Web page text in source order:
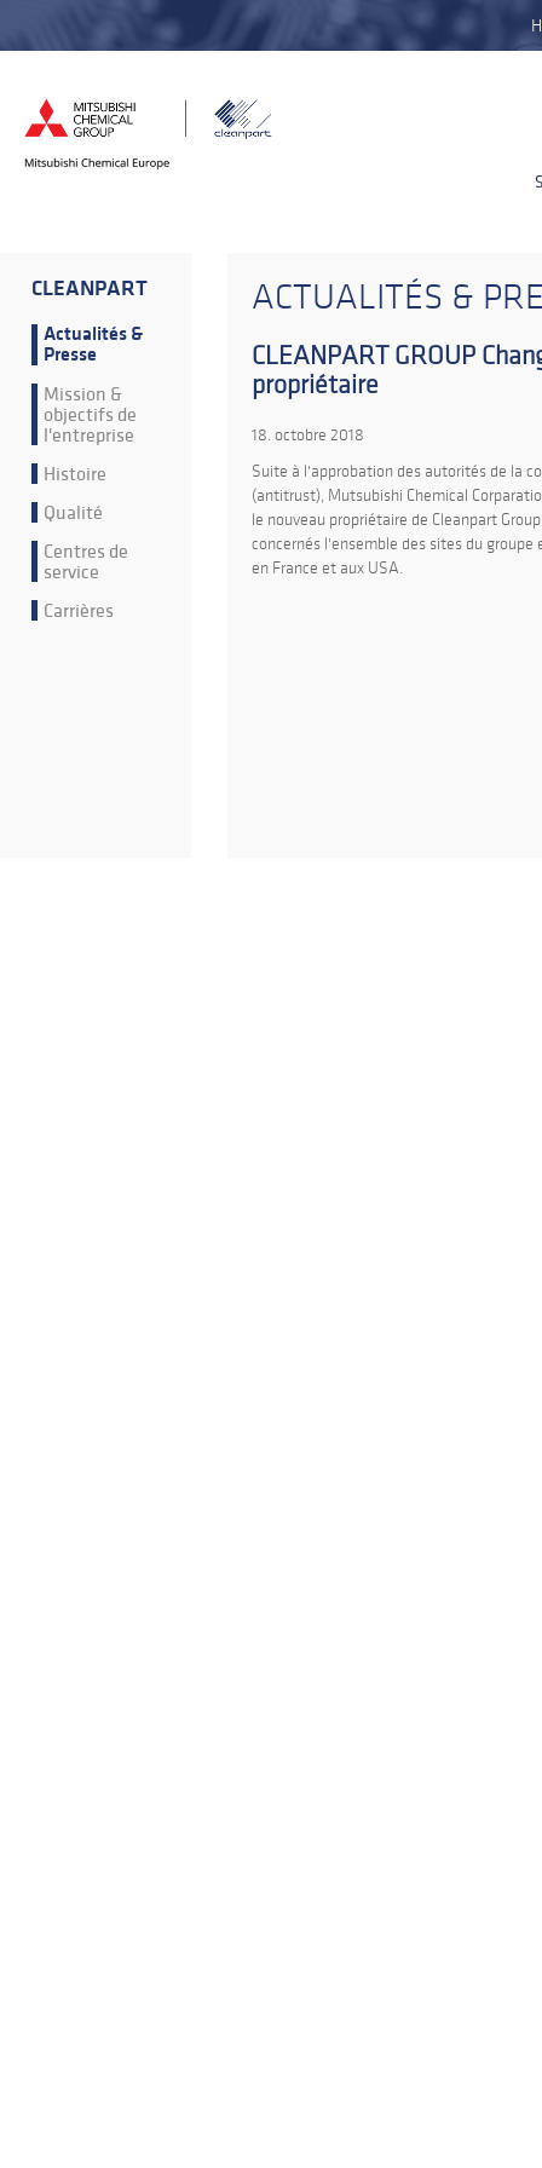
CLEANPART
Actualités &
Presse
Mission &
objectifs de
l'entreprise
Histoire
Qualité
Centres de
service
Carrières
ACTUALITÉS &
CLEANPART GROUP
propriétaire
18. octobre 2018
Suite à l'approbation des autorités de la
(antitrust), Mutsubishi Chemical
le nouveau propriétaire de Cleanpart
concernés l'ensemble des sites du groupe
en France et aux USA.